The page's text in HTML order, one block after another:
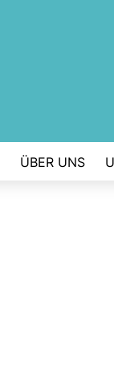
ÜBER UNS